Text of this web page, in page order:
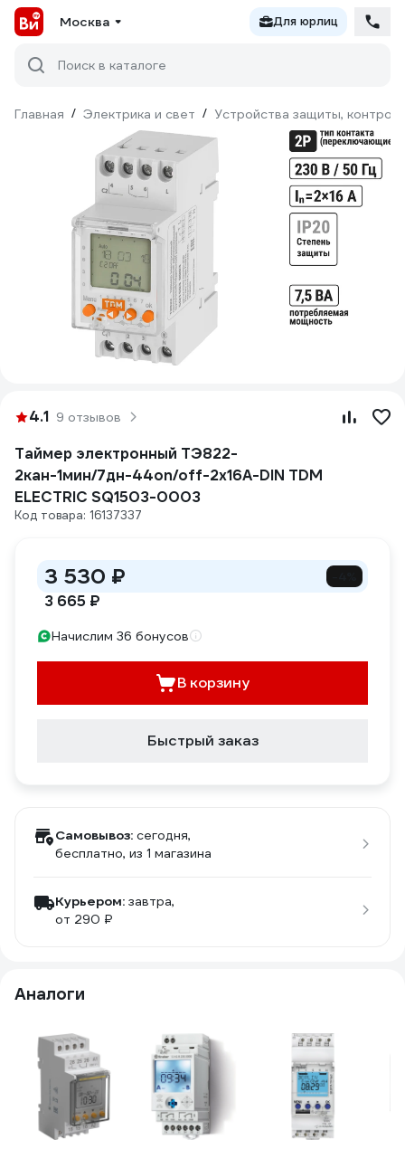
Москва Для юрлиц
Поиск в каталоге
Главная / Электрика и свет / Устройства защиты,
4.1 9 отзывов
Таймер электронный ТЭ822-
2кан-1мин/7дн-44on/off-2х16А-DIN TDM
ELECTRIC SQ1503-0003
Код товара: 16137337
3 530 ₽
3 665 ₽
Начислим 36 бонусов
В корзину
Быстрый заказ
Самовывоз: сегодня,
бесплатно, из 1 магазина
Курьером: завтра,
от 290 ₽
Аналоги